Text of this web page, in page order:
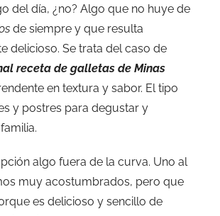
del día, ¿no? Algo que no huye de
de siempre y que resulta
delicioso. Se trata del caso de
receta de galletas de Minas
en textura y sabor. El tipo
y postres para degustar y
algo fuera de la curva. Uno al
muy acostumbrados, pero que
es delicioso y sencillo de